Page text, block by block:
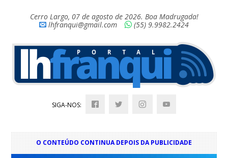
Cerro Largo, 07 de agosto de 2026. Boa Madrugada!
lhfranqui@gmail.com
(55) 9.9982.2424
SIGA-NOS:
O CONTEÚDO CONTINUA DEPOIS DA PUBLICIDADE